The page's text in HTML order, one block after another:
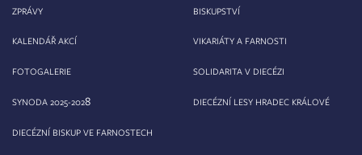
ZPRÁVY
KALENDÁŘ AKCÍ
FOTOGALERIE
SYNODA 2025-2028
DIECÉZNÍ BISKUP VE FARNOSTECH
BISKUPSTVÍ
VIKARIÁTY A FARNOSTI
SOLIDARITA V DIECÉZI
DIECÉZNÍ LESY HRADEC KRÁLOVÉ